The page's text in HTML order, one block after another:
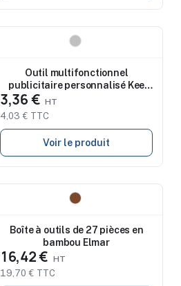
Outil multifonctionnel
publicitaire personnalisé Kee
Brandcharger
3,36 €
4,03 € TTC
Voir le produit
Boîte à outils de 27 pièces en
bambou Elmar
16,42 €
19,70 € TTC